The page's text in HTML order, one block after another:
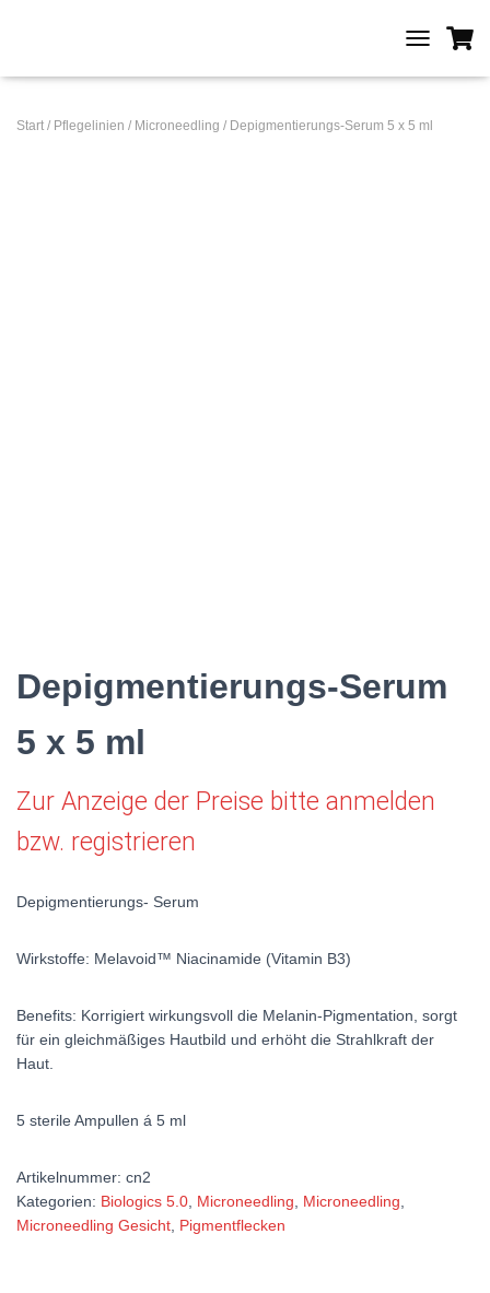
O
Start / Pflegelinien / Microneedling / Depigmentierungs-Serum 5 x 5 ml
Depigmentierungs-Serum
5 x 5 ml
Zur Anzeige der Preise bitte anmelden
bzw. registrieren
Depigmentierungs- Serum
Wirkstoffe: Melavoid™ Niacinamide (Vitamin B3)
Benefits: Korrigiert wirkungsvoll die Melanin-Pigmentation, sorgt
für ein gleichmäßiges Hautbild und erhöht die Strahlkraft der
Haut.
5 sterile Ampullen á 5 ml
Artikelnummer: cn2
Kategorien: Biologics 5.0 Microneedling Microneedling
Microneedling Gesicht Pigmentflecken